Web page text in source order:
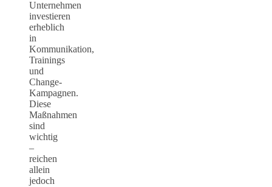
Unternehmen
investieren
erheblich
in
Kommunikation,
Trainings
und
Change-
Kampagnen.
Diese
Maßnahmen
sind
wichtig
–
reichen
allein
jedoch